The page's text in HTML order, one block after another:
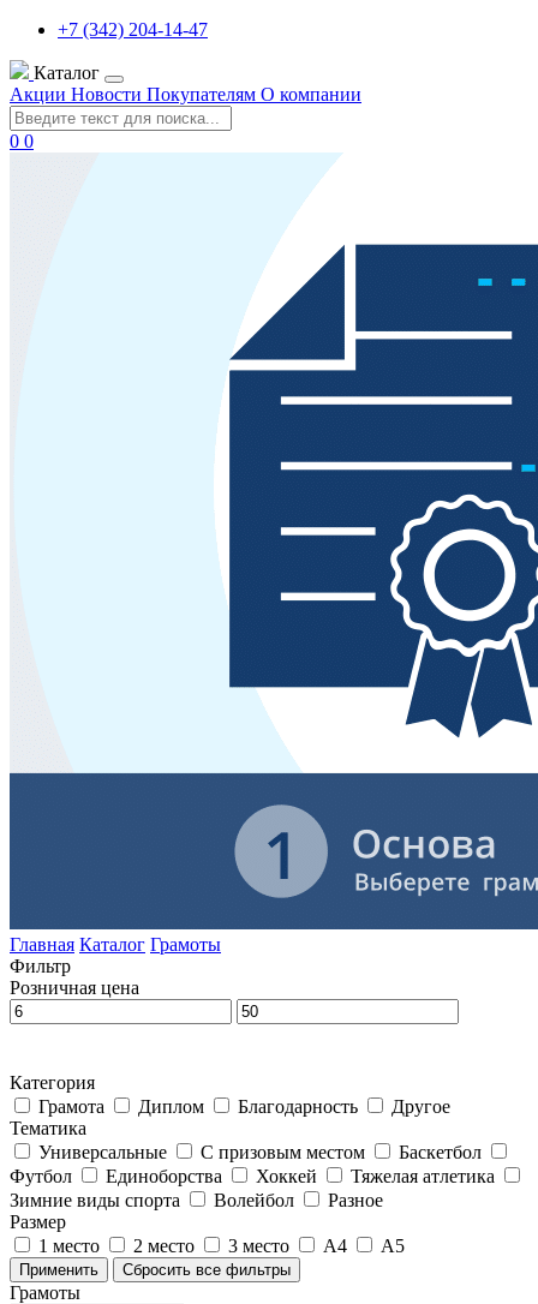
+7 (342) 204-14-47
Каталог
Акции Новости Покупателям О компании
0 0
Главная Каталог Грамоты
Фильтр
Розничная цена
Категория
Грамота
Диплом Благодарность
Другое
Тематика
Универсальные
С призовым местом
Баскетбол
Футбол
Единоборства Хоккей
Тяжелая атлетика
Зимние виды спорта
Волейбол
Разное
Размер
1 место
2 место 3 место А4 А5
Грамоты